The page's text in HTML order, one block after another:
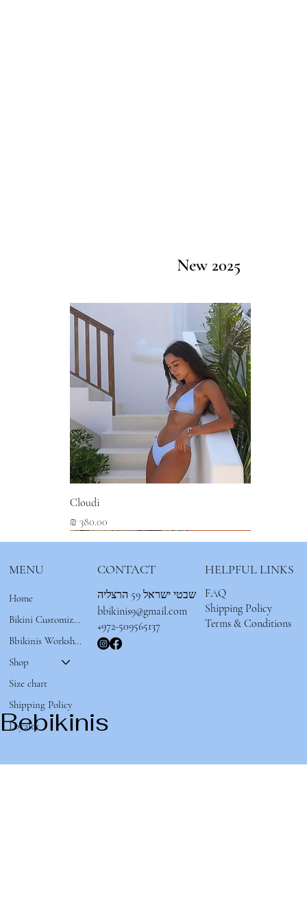
New 2025
Cloudi
מחיר
Whity
Oasis
Sunset
Lemonade
MENU
Home
Bikini Customizer 🌟
Bbikinis Workshop
Shop
Size chart
Shipping Policy
Loyalty
Bebikinis
CONTACT
שבטי ישראל 59 הרצליה
bbikinis9@gmail.com
+972-509565137
HELPFUL LINKS
FAQ
Shipping Policy
Terms & Conditions